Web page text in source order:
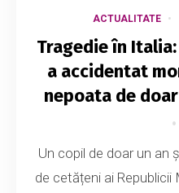
ACTUALITATE
Tragedie în
a accidentat
nepoata de
Un copil de doar un an
de cetățeni ai